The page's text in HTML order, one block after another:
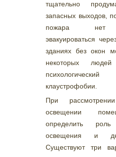
тщательно
запасных выходов,
пожара нет
эвакуироваться
зданиях без окон
некоторых людей
клаустрофобии.
При
освещении
определить роль
освещения и
Существуют три